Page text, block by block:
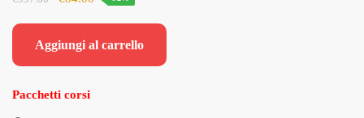
era:
è:
Aggiungi al carrello
Pacchetti corsi